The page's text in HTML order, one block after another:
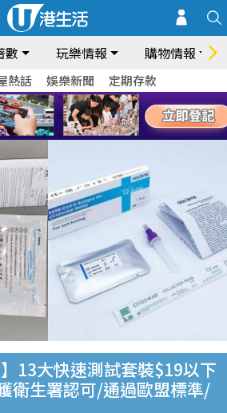
數 玩樂情報 購物情報
熱話 娛樂新聞 定期存款
】13大快速測試套裝$19以下
衛生署認可/通過歐盟標準/